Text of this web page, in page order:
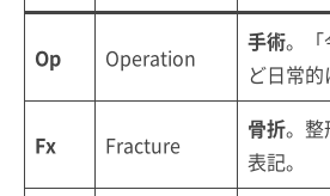
Op Operation
手術。「
ど日常的
Fx Fracture
骨折。整
表記。